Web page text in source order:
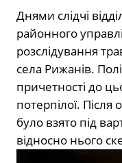
Днями слідчі
районного
розслідування
села Рижанів.
причетності до
потерпілої.
було взято під
відносно нього